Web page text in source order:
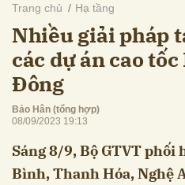
Trang chủ Hạ tầng
Nhiều giải pháp
các dự án cao
Đông
Bảo Hân (tổng hợp)
08/09/2023 19:13
Sáng 8/9, Bộ GTVT
Bình, Thanh Hóa, Nghệ